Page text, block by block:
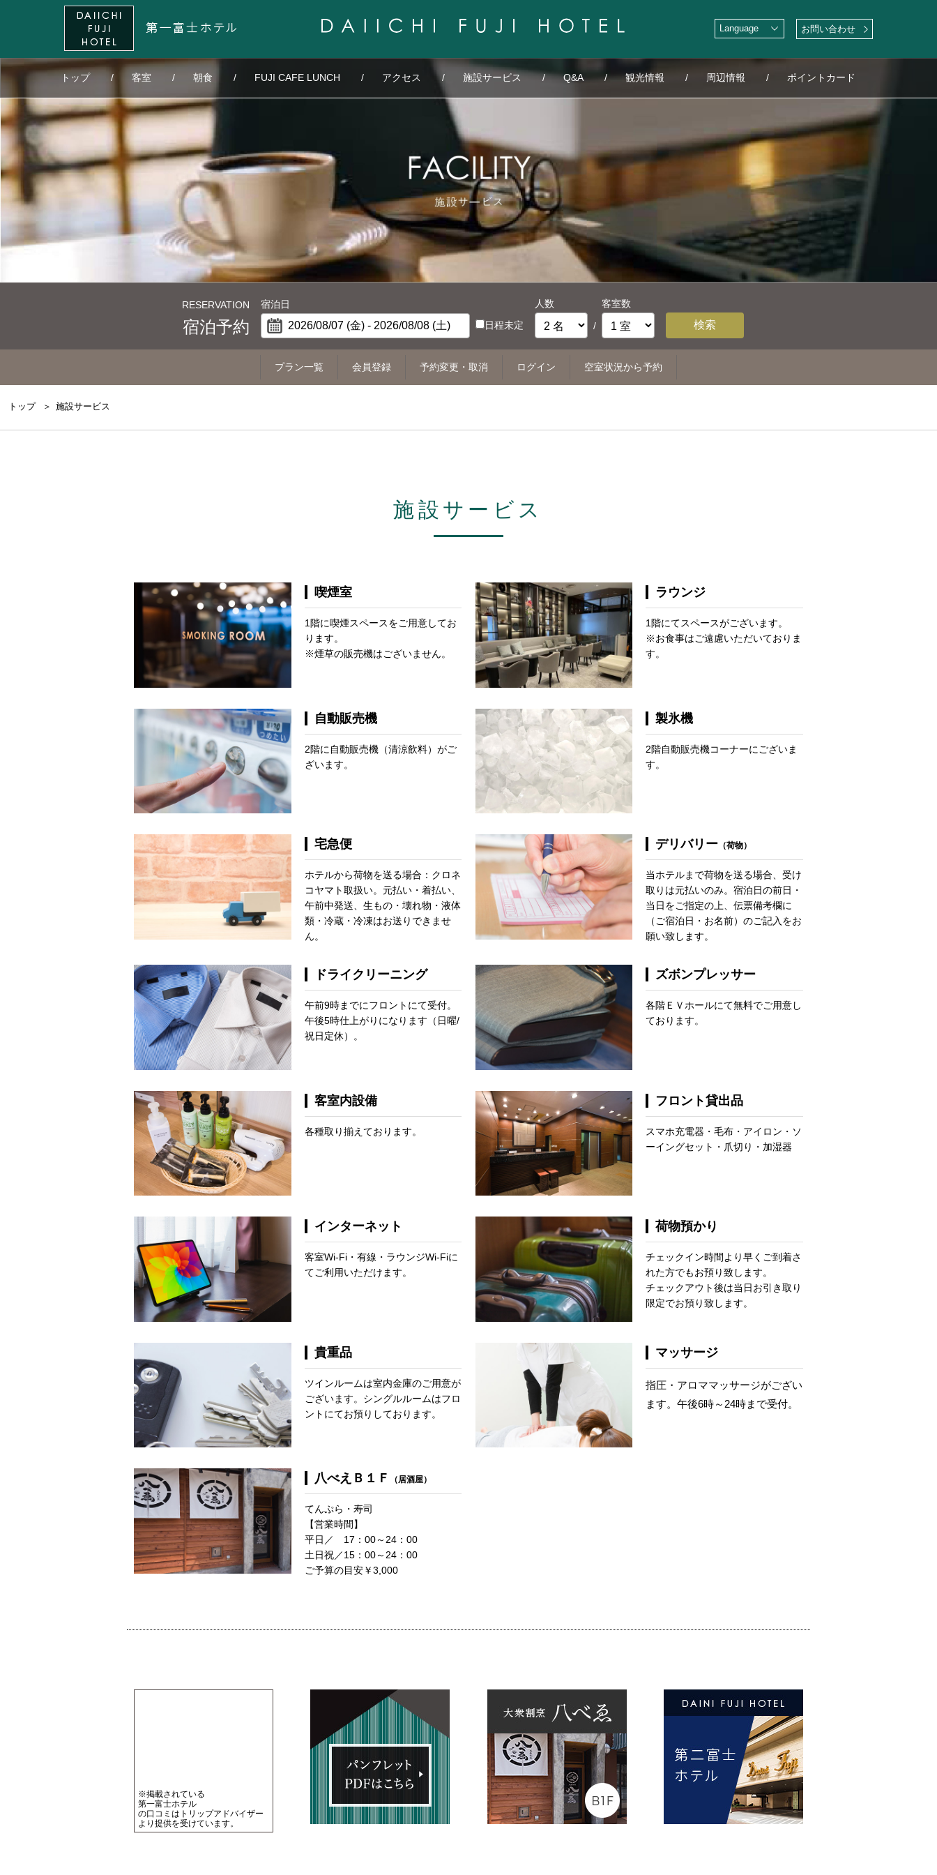
お問い合わせ
トップ 客室 朝食 FUJI CAFE LUNCH アクセス 施設サービス Q&A 観光情報 周辺情報 ポイントカード
RESERVATION
宿泊予約
宿泊日
日程未定
人数
/
客室数
検索
プラン一覧 会員登録 予約変更・取消 ログイン 空室状況から予約
トップ 施設サービス
施設サービス
喫煙室
1階に喫煙スペースをご用意してお
ります。
※煙草の販売機はございません。
ラウンジ
1階にてスペースがございます。
※お食事はご遠慮いただいておりま
す。
自動販売機
2階に自動販売機（清涼飲料）がご
ざいます。
製氷機
2階自動販売機コーナーにございま
す。
宅急便
ホテルから荷物を送る場合：クロネ
コヤマト取扱い。元払い・着払い、
午前中発送、生もの・壊れ物・液体
類・冷蔵・冷凍はお送りできませ
ん。
デリバリー （荷物）
当ホテルまで荷物を送る場合、受け
取りは元払いのみ。宿泊日の前日・
当日をご指定の上、伝票備考欄に
（ご宿泊日・お名前）のご記入をお
願い致します。
ドライクリーニング
午前9時までにフロントにて受付。
午後5時仕上がりになります（日曜/
祝日定休）。
ズボンプレッサー
各階ＥＶホールにて無料でご用意し
ております。
客室内設備
各種取り揃えております。
フロント貸出品
スマホ充電器・毛布・アイロン・ソ
ーイングセット・爪切り・加湿器
インターネット
客室Wi-Fi・有線・ラウンジWi-Fiに
てご利用いただけます。
荷物預かり
チェックイン時間より早くご到着さ
れた方でもお預り致します。
チェックアウト後は当日お引き取り
限定でお預り致します。
貴重品
ツインルームは室内金庫のご用意が
ございます。シングルルームはフロ
ントにてお預りしております。
マッサージ
指圧・アロママッサージがござい
ます。午後6時～24時まで受付。
八べえＢ１Ｆ （居酒屋）
てんぷら・寿司
【営業時間】
平日／ 17：00～24：00
土日祝／15：00～24：00
ご予算の目安￥3,000
※掲載されている
第一富士ホテル
の口コミはトリップアドバイザー
より提供を受けています。